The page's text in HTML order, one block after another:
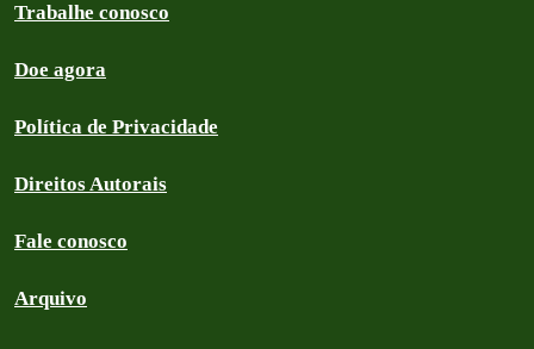
Trabalhe conosco
Doe agora
Política de Privacidade
Direitos Autorais
Fale conosco
Arquivo